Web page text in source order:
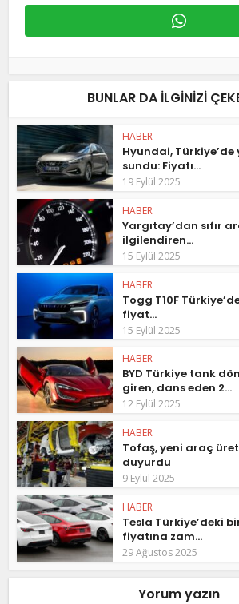
BUNLAR DA ILGINIZI
HABER
Hyundai, Türkiye’de
sundu: Fiyatı...
19 Eylül 2025
HABER
Yargıtay’dan sıfır
ilgilendiren...
15 Eylül 2025
HABER
Togg T10F
fiyat...
15 Eylül 2025
HABER
BYD Türkiye tank
giren, dans eden 2...
12 Eylül 2025
HABER
Tofaş, yeni araç
duyurdu
9 Eylül 2025
HABER
Tesla Türkiye’deki
fiyatına zam...
29 Ağustos 2025
Yorum yazın